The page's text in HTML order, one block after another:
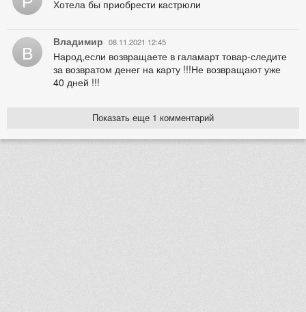
Хотела бы приобрести кастрюли
В Владимир 08.11.2021 12:45
Народ,если возвращаете в галамарт товар-следите
за возвратом денег на карту !!!Не возвращают уже
40 дней !!!
Показать еще 1 комментарий